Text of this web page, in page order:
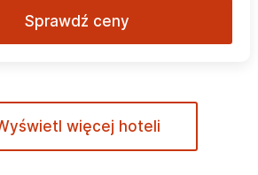
Sprawdź ceny
więcej hoteli